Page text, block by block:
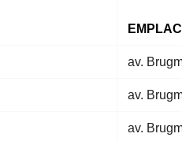
av.
av.
av.